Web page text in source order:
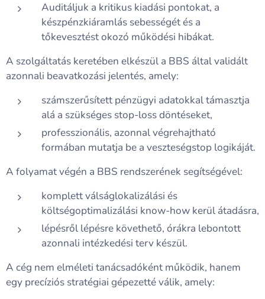
Auditáljuk a kritikus kiadási pontokat, a
készpénzkiáramlás sebességét és a
tőkevesztést okozó működési hibákat.
A szolgáltatás keretében elkészül a BBS által validált
azonnali beavatkozási jelentés, amely:
számszerűsített pénzügyi adatokkal támasztja
alá a szükséges stop-loss döntéseket,
professzionális, azonnal végrehajtható
formában mutatja be a veszteségstop logikáját.
A folyamat végén a BBS rendszerének segítségével:
komplett válságlokalizálási és
költségoptimalizálási know-how kerül átadásra,
lépésről lépésre követhető, órákra lebontott
azonnali intézkedési terv készül.
A cég nem elméleti tanácsadóként működik, hanem
egy precíziós stratégiai gépezetté válik, amely: